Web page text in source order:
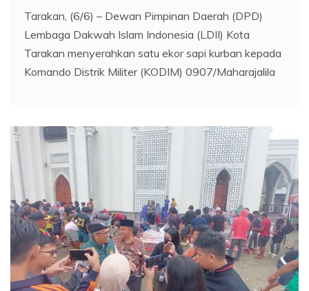
Tarakan, (6/6) – Dewan Pimpinan Daerah (DPD)
Lembaga Dakwah Islam Indonesia (LDII) Kota
Tarakan menyerahkan satu ekor sapi kurban kepada
Komando Distrik Militer (KODIM) 0907/Maharajalila